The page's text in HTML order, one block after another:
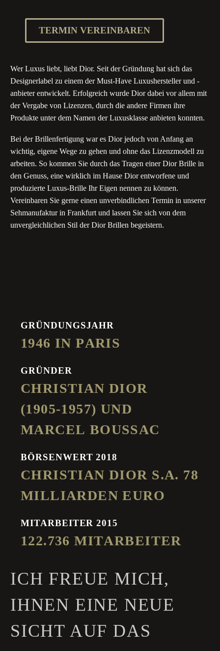
TERMIN VEREINBAREN
Wer Luxus liebt, liebt Dior. Seit der Gründung hat sich das
Designerlabel zu einem der Must-Have Luxushersteller und -
anbieter entwickelt. Erfolgreich wurde Dior dabei vor allem mit
der Vergabe von Lizenzen, durch die andere Firmen ihre
Produkte unter dem Namen der Luxusklasse anbieten konnten.
Bei der Brillenfertigung war es Dior jedoch von Anfang an
wichtig, eigene Wege zu gehen und ohne das Lizenzmodell zu
arbeiten. So kommen Sie durch das Tragen einer Dior Brille in
den Genuss, eine wirklich im Hause Dior entworfene und
produzierte Luxus-Brille Ihr Eigen nennen zu können.
Vereinbaren Sie gerne einen unverbindlichen Termin in unserer
Sehmanufaktur in Frankfurt und lassen Sie sich von dem
unvergleichlichen Stil der Dior Brillen begeistern.
GRÜNDUNGSJAHR
1946 IN PARIS
GRÜNDER
CHRISTIAN DIOR
(1905-1957) UND
MARCEL BOUSSAC
BÖRSENWERT 2018
CHRISTIAN DIOR S.A. 78
MILLIARDEN EURO
MITARBEITER 2015
122.736 MITARBEITER
ICH FREUE MICH,
IHNEN EINE NEUE
SICHT AUF DAS